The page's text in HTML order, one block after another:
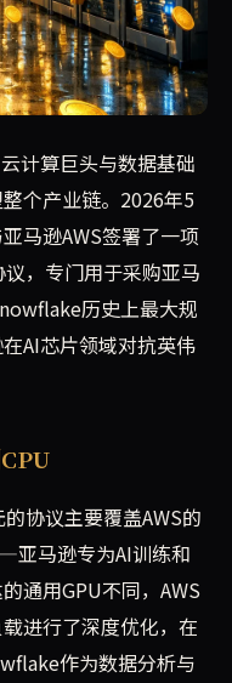
签署了一项价值60亿
计算巨头与数据基础
个产业链。2026年5
马逊AWS签署了一项
，专门用于采购亚马
历史上最大规
AI芯片领域对抗英伟
协议主要覆盖AWS的
马逊专为AI训练和
通用GPU不同，AWS
进行了深度优化，在
作为数据分析与